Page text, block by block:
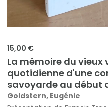
15,00 €
La mémoire du vieux
quotidienne d'une
savoyarde au début
Goldstern, Eugénie